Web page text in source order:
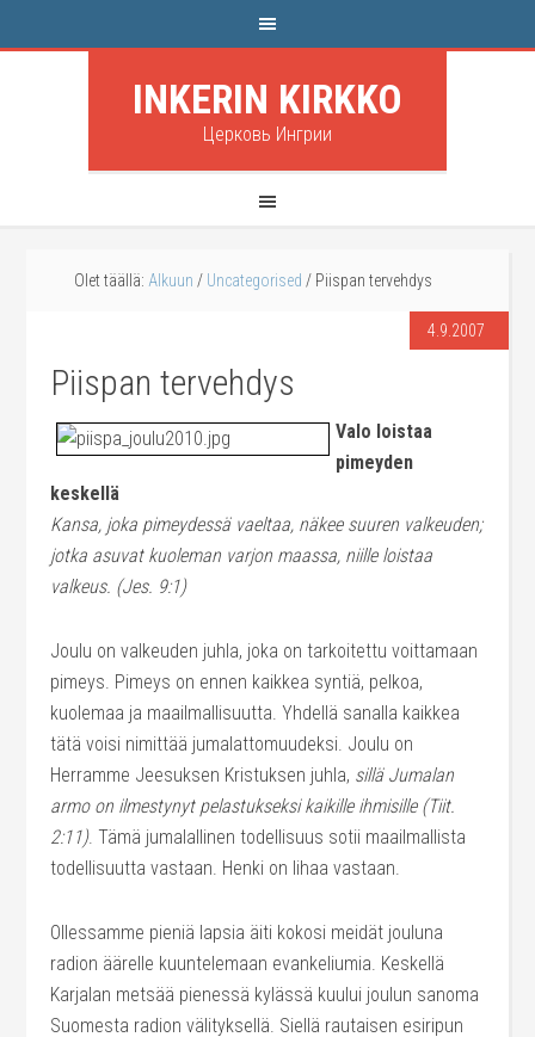
INKERIN KIRKKO
Церковь Ингрии
Olet täällä: Alkuun / Uncategorised / Piispan tervehdys
4.9.2007
Piispan tervehdys
Valo loistaa
pimeyden
keskellä
Kansa, joka pimeydessä vaeltaa, näkee suuren valkeuden;
jotka asuvat kuoleman varjon maassa, niille loistaa
valkeus. (Jes. 9:1)
Joulu on valkeuden juhla, joka on tarkoitettu voittamaan
pimeys. Pimeys on ennen kaikkea syntiä, pelkoa,
kuolemaa ja maailmallisuutta. Yhdellä sanalla kaikkea
tätä voisi nimittää jumalattomuudeksi. Joulu on
Herramme Jeesuksen Kristuksen juhla, sillä Jumalan
armo on ilmestynyt pelastukseksi kaikille ihmisille (Tiit.
2:11). Tämä jumalallinen todellisuus sotii maailmallista
todellisuutta vastaan. Henki on lihaa vastaan.
Ollessamme pieniä lapsia äiti kokosi meidät jouluna
radion äärelle kuuntelemaan evankeliumia. Keskellä
Karjalan metsää pienessä kylässä kuului joulun sanoma
Suomesta radion välityksellä. Siellä rautaisen esiripun